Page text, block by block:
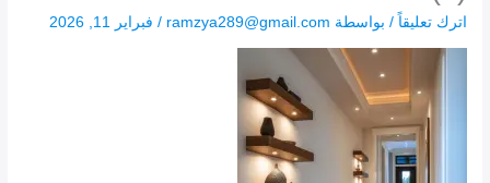
اترك تعليقاً / بواسطة ramzya289@gmail.com
/ فبراير 11, 2026